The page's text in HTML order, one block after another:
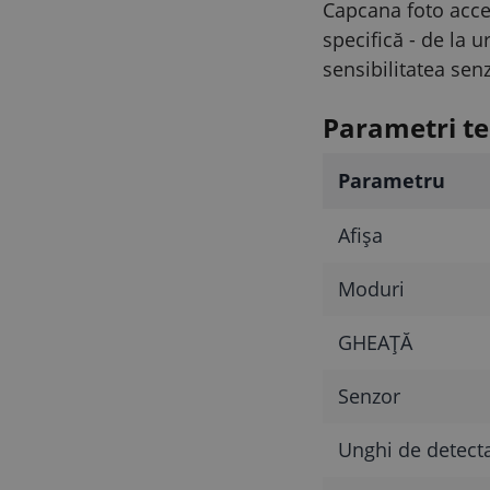
Capcana foto
specifică - de la
sensibilitatea
Parametri
Parametru
Afişa
Moduri
GHEAŢĂ
Senzor
Unghi de